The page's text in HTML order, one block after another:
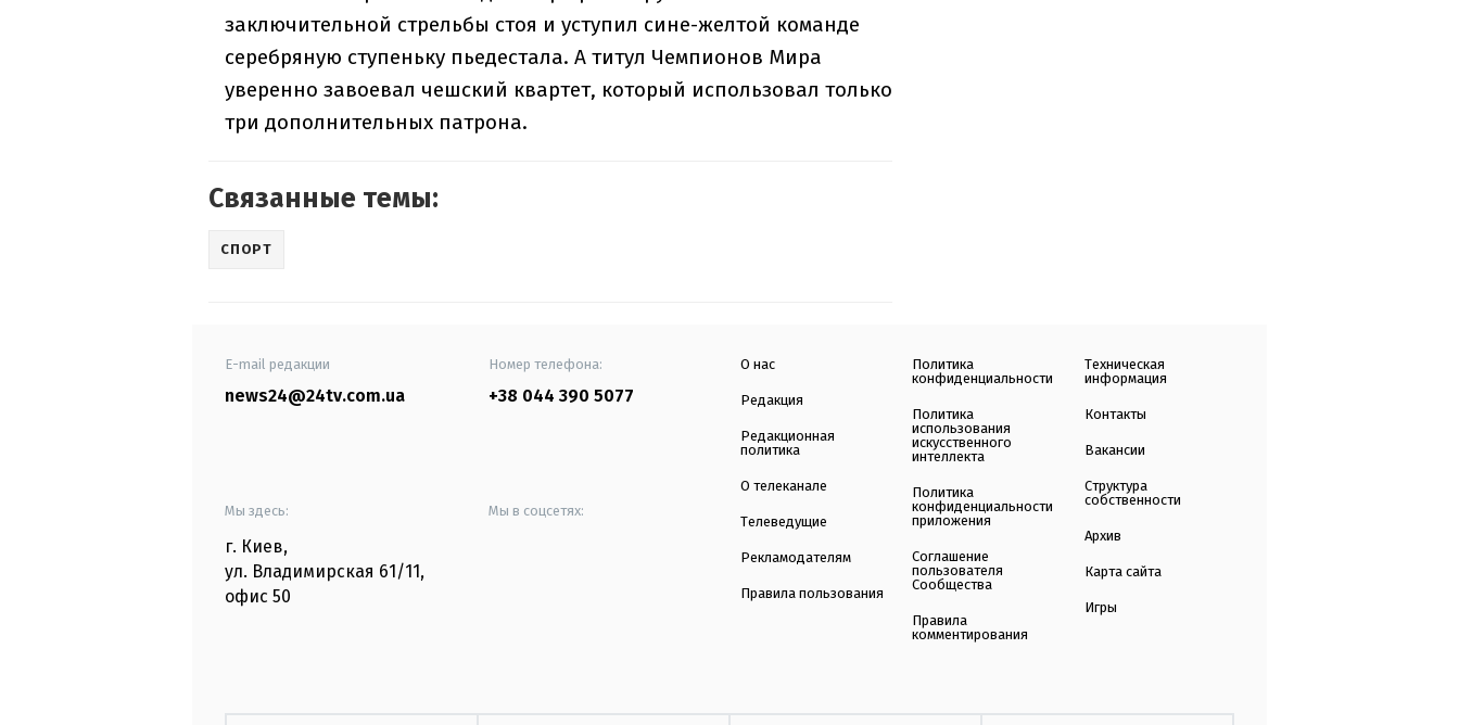
заключительной стрельбы стоя и уступил сине-желтой команде
серебряную ступеньку пьедестала. А титул Чемпионов Мира
уверенно завоевал чешский квартет, который использовал только
три дополнительных патрона.
Связанные темы:
СПОРТ
E-mail редакции
news24@24tv.com.ua
Номер телефона:
+38 044 390 5077
Мы здесь:
г. Киев,
ул. Владимирская 61/11,
офис 50
Мы в соцсетях:
О нас
Редакция
Редакционная
политика
О телеканале
Телеведущие
Рекламодателям
Правила пользования
Политика
конфиденциальности
Политика
использования
искусственного
интеллекта
Политика
конфиденциальности
приложения
Соглашение
пользователя
Сообщества
Правила
комментирования
Техническая
информация
Контакты
Вакансии
Структура
собственности
Архив
Карта сайта
Игры